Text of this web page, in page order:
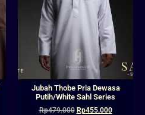
Jubah Thobe Pria Dewasa
Putih/White Sahl Series
Rp479.000 Rp455.000